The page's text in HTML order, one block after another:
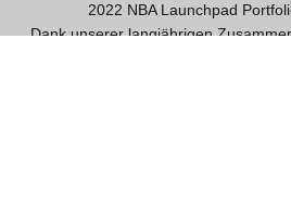
2022 NBA Launchpad
Dank unserer langjährigen